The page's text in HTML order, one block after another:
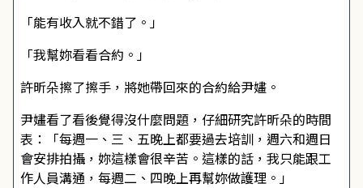
「能有收入就不錯了。」
「我幫妳看看合約。」
許昕朵擦了擦手，將她帶回來的合約給尹嫿。
尹嫿看了看後覺得沒什麼問題，仔細研究許昕朵的時間
表：「每週一、三、五晚上都要過去培訓，週六和週日
會安排拍攝，妳這樣會很辛苦。這樣的話，我只能跟工
作人員溝通，每週二、四晚上再幫妳做護理。」